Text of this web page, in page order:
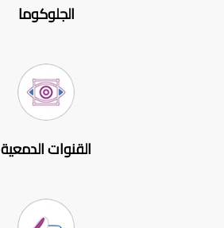
الجلوكوما
القنوات الدمعية